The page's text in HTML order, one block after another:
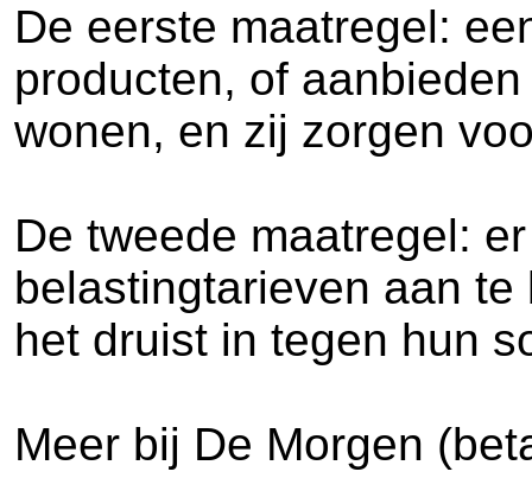
De eerste maatregel:
producten, of
wonen, en zij zorgen
De tweede maatregel:
belastingtarieven aan
het druist in tegen hun
Meer bij De Morgen